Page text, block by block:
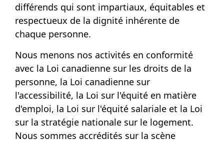
différends qui sont impartiaux, équitables et
respectueux de la dignité inhérente de
chaque personne.
Nous menons nos activités en conformité
avec la Loi canadienne sur les droits de la
personne, la Loi canadienne sur
l'accessibilité, la Loi sur l'équité en matière
d'emploi, la Loi sur l'équité salariale et la Loi
sur la stratégie nationale sur le logement.
Nous sommes accrédités sur la scène